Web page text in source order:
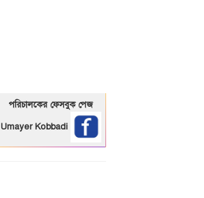
পরিচালকের ফেসবুক পেজ
Umayer Kobbadi